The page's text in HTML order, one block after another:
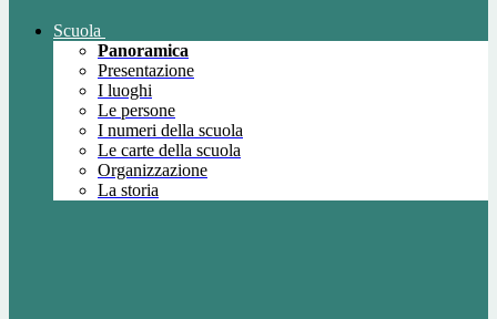
Scuola
Panoramica
Presentazione
I luoghi
Le persone
I numeri della scuola
Le carte della scuola
Organizzazione
La storia